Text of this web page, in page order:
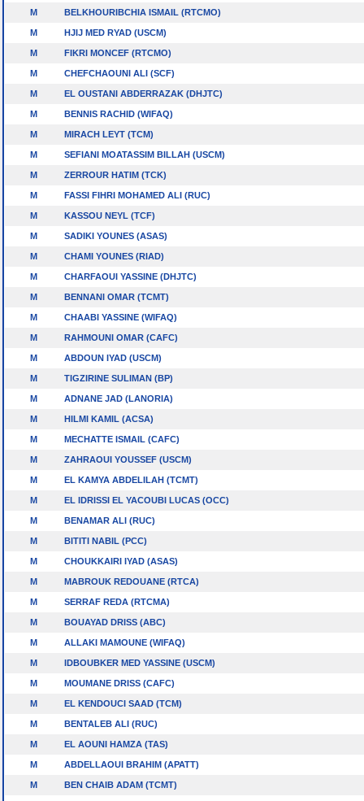
M BELKHOURIBCHIA ISMAIL (RTCMO)
M HJIJ MED RYAD (USCM)
M FIKRI MONCEF (RTCMO)
M CHEFCHAOUNI ALI (SCF)
M EL OUSTANI ABDERRAZAK (DHJTC)
M BENNIS RACHID (WIFAQ)
M MIRACH LEYT (TCM)
M SEFIANI MOATASSIM BILLAH (USCM)
M ZERROUR HATIM (TCK)
M FASSI FIHRI MOHAMED ALI (RUC)
M KASSOU NEYL (TCF)
M SADIKI YOUNES (ASAS)
M CHAMI YOUNES (RIAD)
M CHARFAOUI YASSINE (DHJTC)
M BENNANI OMAR (TCMT)
M CHAABI YASSINE (WIFAQ)
M RAHMOUNI OMAR (CAFC)
M ABDOUN IYAD (USCM)
M TIGZIRINE SULIMAN (BP)
M ADNANE JAD (LANORIA)
M HILMI KAMIL (ACSA)
M MECHATTE ISMAIL (CAFC)
M ZAHRAOUI YOUSSEF (USCM)
M EL KAMYA ABDELILAH (TCMT)
M EL IDRISSI EL YACOUBI LUCAS (OCC)
M BENAMAR ALI (RUC)
M BITITI NABIL (PCC)
M CHOUKKAIRI IYAD (ASAS)
M MABROUK REDOUANE (RTCA)
M SERRAF REDA (RTCMA)
M BOUAYAD DRISS (ABC)
M ALLAKI MAMOUNE (WIFAQ)
M IDBOUBKER MED YASSINE (USCM)
M MOUMANE DRISS (CAFC)
M EL KENDOUCI SAAD (TCM)
M BENTALEB ALI (RUC)
M EL AOUNI HAMZA (TAS)
M ABDELLAOUI BRAHIM (APATT)
M BEN CHAIB ADAM (TCMT)